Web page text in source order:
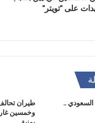
على "تويتر"
السعودي ..
طيران
وخمسين